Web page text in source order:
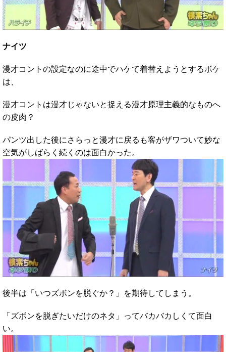
ナイツ
漫才コントの設定なのに途中でハケて着替えようとするボケ
は、
漫才コントは漫才じゃないと捉える漫才原理主義的なものへ
の皮肉？
パンツ出した後にさらっと漫才に戻るも客がザワついて妙な
空気がしばらく続くのは面白かった。
後半は「いつズボンを脱ぐか？」を期待してしまう。
「ズボンを脱ぎたいだけのネタ」ってバカバカしくて面白
い。